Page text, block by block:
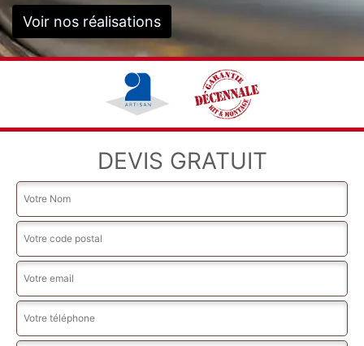
Voir nos réalisations
DEVIS GRATUIT